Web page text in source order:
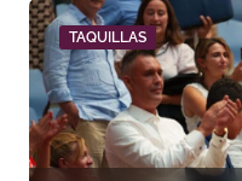
TAQUILLAS